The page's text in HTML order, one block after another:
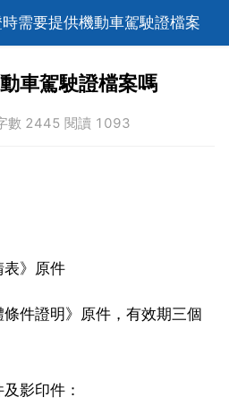
需要提供機動車駕駛證檔案
車駕駛證檔案嗎
2445 閱讀 1093
表》原件
件證明》原件，有效期三個
影印件：